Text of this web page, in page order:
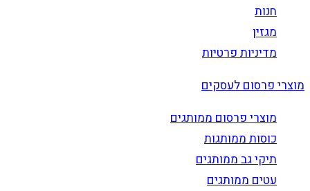
חנות
מגזין
מדיניות פרטיות
מוצרי פרסום לעסקים
מוצרי פרסום ממותגים
כוסות ממותגות
תיקי גב ממותגים
עטים ממותגים